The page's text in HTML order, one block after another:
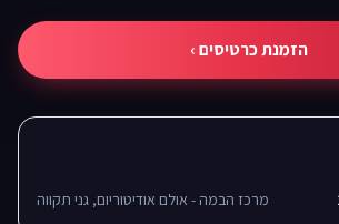
הזמנת כרטיסים ›
מרכז הבמה - אולם אודיטוריום, גני תקווה